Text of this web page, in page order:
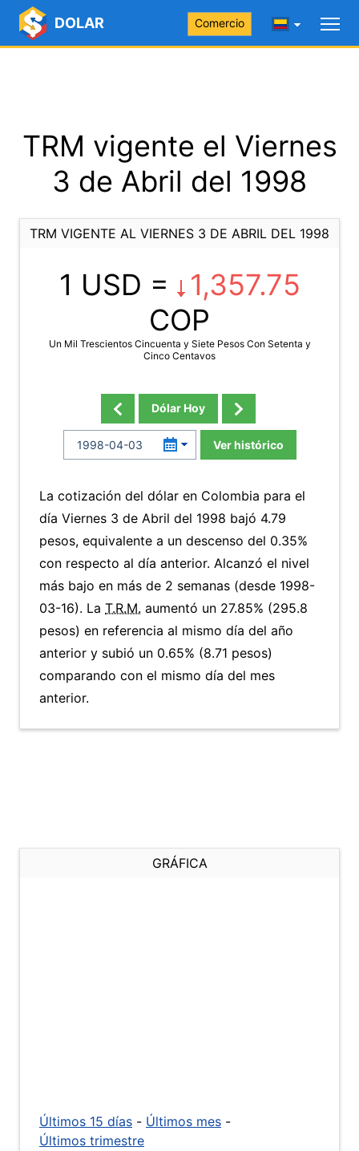
DOLAR Comercio
TRM vigente el Viernes
3 de Abril del 1998
TRM VIGENTE AL VIERNES 3 DE ABRIL DEL 1998
1 USD =
1,357.75
COP
Un Mil Trescientos Cincuenta y Siete Pesos Con Setenta y
Cinco Centavos
Dólar Hoy
Ver histórico
La cotización del dólar en Colombia para el
día Viernes 3 de Abril del 1998 bajó 4.79
pesos, equivalente a un descenso del 0.35%
con respecto al día anterior. Alcanzó el nivel
más bajo en más de 2 semanas (desde 1998-
03-16). La T.R.M. aumentó un 27.85% (295.8
pesos) en referencia al mismo día del año
anterior y subió un 0.65% (8.71 pesos)
comparando con el mismo día del mes
anterior.
GRÁFICA
Últimos 15 días - Últimos mes -
Últimos trimestre